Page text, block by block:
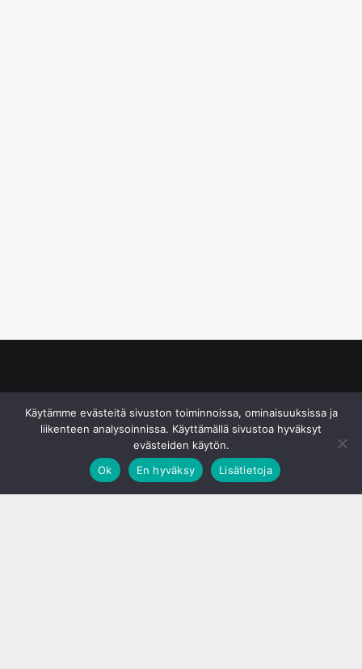
Käytämme evästeitä sivuston toiminnoissa, ominaisuuksissa ja
liikenteen analysoinnissa. Käyttämällä sivustoa hyväksyt
evästeiden käytön.
Ok
En hyväksy Lisätietoja